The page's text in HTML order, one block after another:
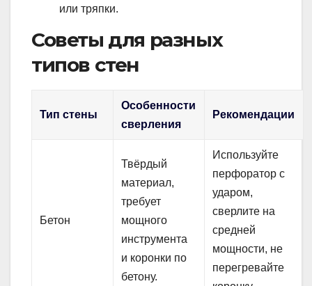
или тряпки.
Советы для разных
типов стен
Тип стены
Особенности
сверления
Рекомендации
Бетон
Твёрдый
материал,
требует
мощного
инструмента
и коронки по
бетону.
Используйте
перфоратор с
ударом,
сверлите на
средней
мощности, не
перегревайте